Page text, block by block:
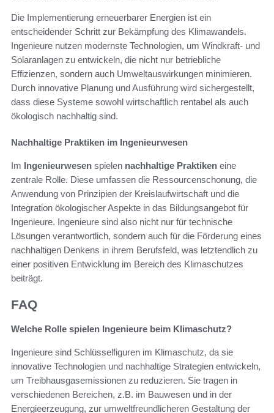
Die Implementierung erneuerbarer Energien ist ein
entscheidender Schritt zur Bekämpfung des Klimawandels.
Ingenieure nutzen modernste Technologien, um Windkraft- und
Solaranlagen zu entwickeln, die nicht nur betriebliche
Effizienzen, sondern auch Umweltauswirkungen minimieren.
Durch innovative Planung und Ausführung wird sichergestellt,
dass diese Systeme sowohl wirtschaftlich rentabel als auch
ökologisch nachhaltig sind.
Nachhaltige Praktiken im Ingenieurwesen
Im Ingenieurwesen spielen nachhaltige Praktiken eine
zentrale Rolle. Diese umfassen die Ressourcenschonung, die
Anwendung von Prinzipien der Kreislaufwirtschaft und die
Integration ökologischer Aspekte in das Bildungsangebot für
Ingenieure. Ingenieure sind also nicht nur für technische
Lösungen verantwortlich, sondern auch für die Förderung eines
nachhaltigen Denkens in ihrem Berufsfeld, was letztendlich zu
einer positiven Entwicklung im Bereich des Klimaschutzes
beiträgt.
FAQ
Welche Rolle spielen Ingenieure beim Klimaschutz?
Ingenieure sind Schlüsselfiguren im Klimaschutz, da sie
innovative Technologien und nachhaltige Strategien entwickeln,
um Treibhausgasemissionen zu reduzieren. Sie tragen in
verschiedenen Bereichen, z.B. im Bauwesen und in der
Energieerzeugung, zur umweltfreundlicheren Gestaltung der